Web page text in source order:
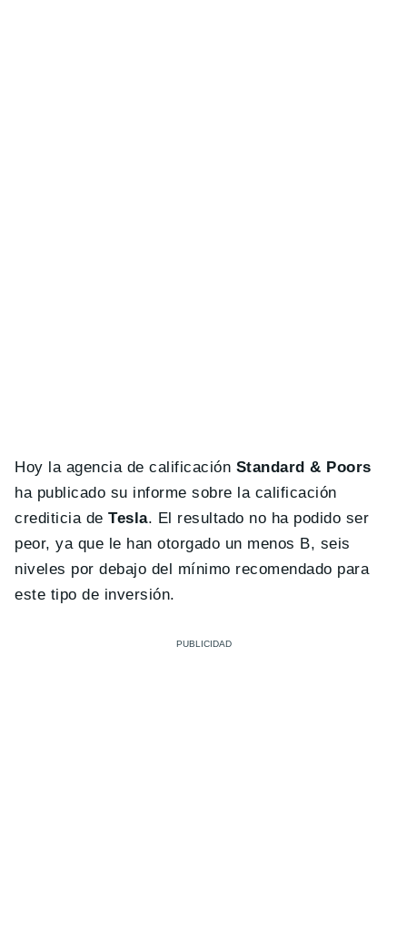
Hoy la agencia de calificación Standard & Poors
ha publicado su informe sobre la calificación
crediticia deTesla. El resultado no ha podido ser
peor, ya que le han otorgado un menos B, seis
niveles por debajo del mínimo recomendado para
este tipo de inversión.